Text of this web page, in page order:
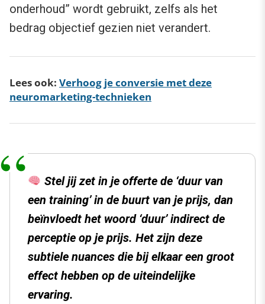
onderhoud” wordt gebruikt, zelfs als het
bedrag objectief gezien niet verandert.
Lees ook: Verhoog je conversie met deze
neuromarketing-technieken
Stel jij zet in je offerte de ‘duur van
een training’ in de buurt van je prijs, dan
beïnvloedt het woord ‘duur’ indirect de
perceptie op je prijs. Het zijn deze
subtiele nuances die bij elkaar een groot
effect hebben op de uiteindelijke
ervaring.